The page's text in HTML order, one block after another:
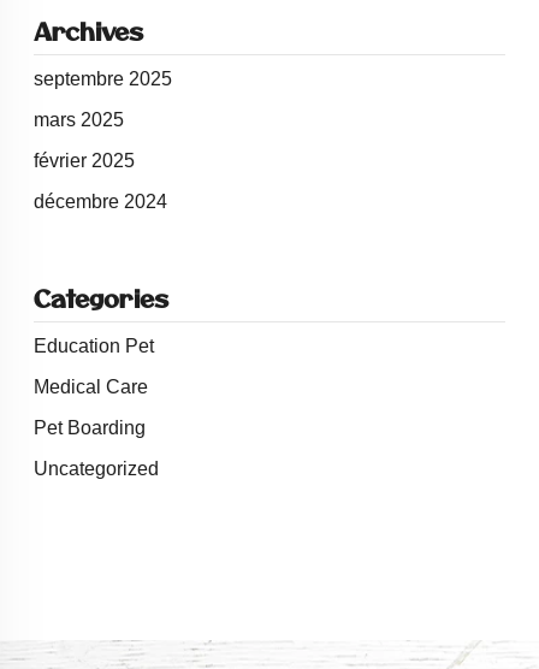
Archives
septembre 2025
mars 2025
février 2025
décembre 2024
Categories
Education Pet
Medical Care
Pet Boarding
Uncategorized